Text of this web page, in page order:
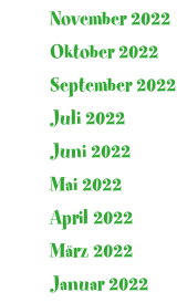
November 2022
Oktober 2022
September 2022
Juli 2022
Juni 2022
Mai 2022
April 2022
März 2022
Januar 2022